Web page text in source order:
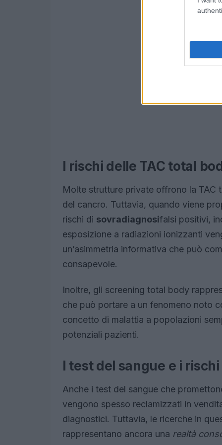
I rischi delle TAC total
Molte strutture private offrono la
del cancro. Tuttavia, quando viene
rischi di sovradiagnosifalsi positivi,
esposizione a radiazioni ionizzanti
un’asimmetria informativa che può
consapevole.
Inoltre, gli screening total body
che può portare a un fenomeno noto
concetto di malattia a popolazioni
potenziali pazienti.
I test del sangue e i
Anche i test del sangue che
vengono spesso reclamizzati in
diagnostici. Tuttavia, le ricerche in
rappresentano ancora una realtà